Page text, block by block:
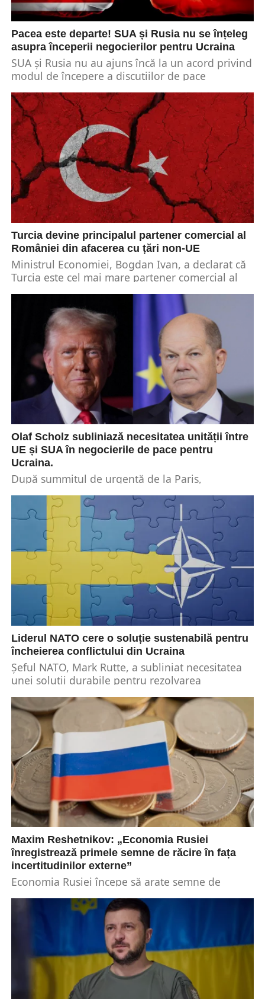
Pacea este departe! SUA și Rusia nu se înțeleg
asupra începerii negocierilor pentru Ucraina
SUA și Rusia nu au ajuns încă la un acord privind
modul de începere a discuțiilor de pace
referitoare la Ucraina, din...
Turcia devine principalul partener comercial al
României din afacerea cu țări non-UE
Ministrul Economiei, Bogdan Ivan, a declarat că
Turcia este cel mai mare partener comercial al
României din afacerea cu țări din afara...
Olaf Scholz subliniază necesitatea unității între
UE și SUA în negocierile de pace pentru
Ucraina.
După summitul de urgență de la Paris,
cancelarul german Olaf Scholz a transmis un
mesaj ferm privind unitatea între Uniunea
Europeană și...
Liderul NATO cere o soluție sustenabilă pentru
încheierea conflictului din Ucraina
Șeful NATO, Mark Rutte, a subliniat necesitatea
unei soluții durabile pentru rezolvarea
conflictului din Ucraina. Acesta subliniind
importanța unei soluționări juste care...
Maxim Reshetnikov: „Economia Rusiei
înregistrează primele semne de răcire în fața
incertitudinilor externe”
Economia Rusiei începe să arate semne de
încetinire, în ciuda eforturilor de adaptare la
sancțiunile internaționale. Maxim Reshetnikov,
ministrul Economiei, a subliniat...